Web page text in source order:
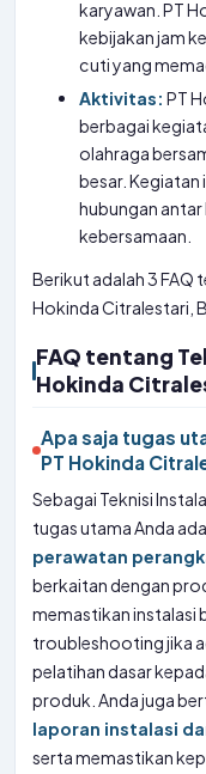
karyawan. PT
kebijakan jam
cuti yang
Aktivitas: PT
berbagai
olahraga
besar.
hubungan
kebersamaan.
Berikut adalah 3 FAQ
Hokinda Citralestari,
FAQ tentang
Hokinda
Apa saja tugas
PT Hokinda
Sebagai Teknisi
tugas utama Anda
perawatan
berkaitan dengan
memastikan instalasi
troubleshooting jika
pelatihan dasar
produk. Anda juga
laporan instalasi
serta memastikan